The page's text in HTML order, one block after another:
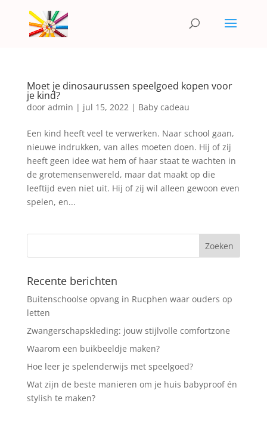
Moet je dinosaurussen speelgoed kopen voor
je kind?
door admin | jul 15, 2022| Baby cadeau
Een kind heeft veel te verwerken. Naar school gaan,
nieuwe indrukken, van alles moeten doen. Hij of zij
heeft geen idee wat hem of haar staat te wachten in
de grotemensenwereld, maar dat maakt op die
leeftijd even niet uit. Hij of zij wil alleen gewoon even
spelen, en...
Recente berichten
Buitenschoolse opvang in Rucphen waar ouders op
letten
Zwangerschapskleding: jouw stijlvolle comfortzone
Waarom een buikbeeldje maken?
Hoe leer je spelenderwijs met speelgoed?
Wat zijn de beste manieren om je huis babyproof én
stylish te maken?